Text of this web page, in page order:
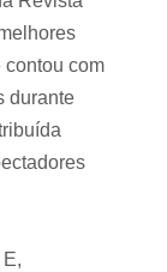
contou com
durante